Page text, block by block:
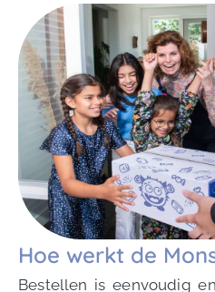
Hoe werkt de
Bestellen is eenvoudig